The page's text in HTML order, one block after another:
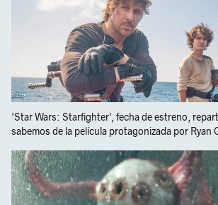
'Star Wars: Starfighter', fecha de estreno,
sabemos de la película protagonizada por Ryan